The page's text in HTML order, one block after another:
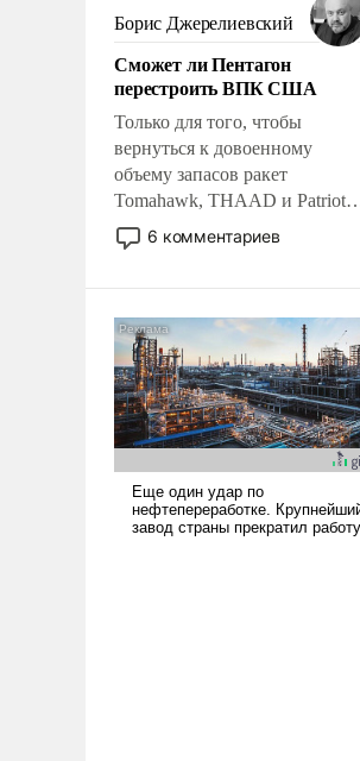
ударами судьбы, брать на себя
ответственность, помогать
слабым, идти вперед и
адаптироваться.
Борис Джерелиевский
Сможет ли Пентагон
перестроить ВПК США
Только для того, чтобы
вернуться к довоенному
объему запасов ракет
Tomahawk, THAAD и Patriot
США потребуется более трех
лет. Даже небольшая война с
Сложившаяся ситуация
означает многолетний период
уязвимости США, например,
перед Китаем.
6 комментариев